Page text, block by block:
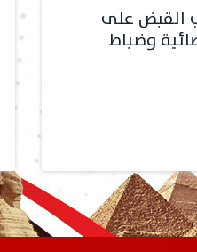
القبض على
وضباط